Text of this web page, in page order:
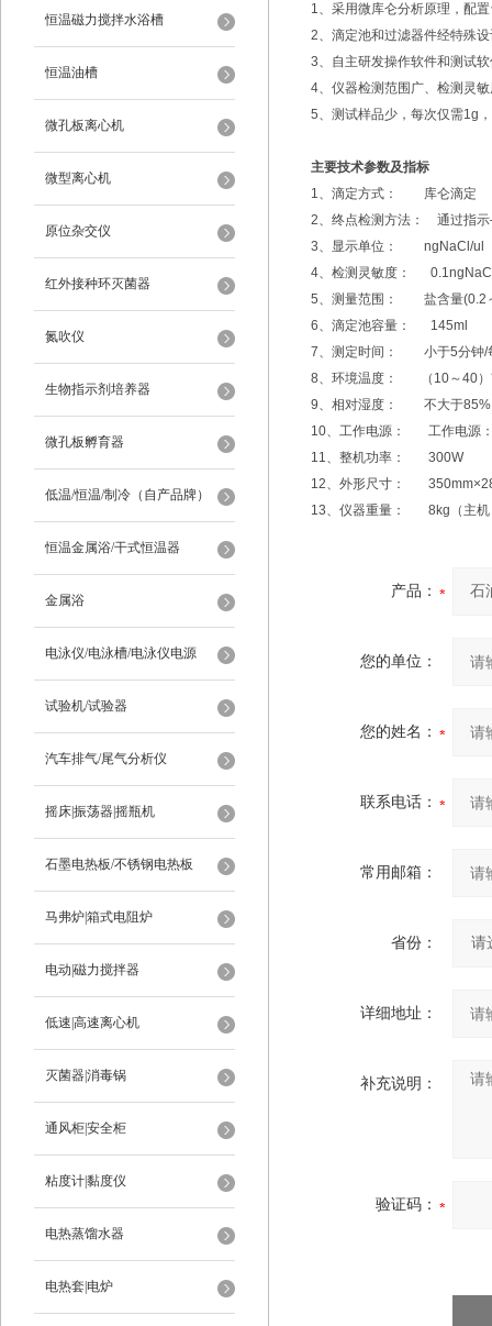
恒温磁力搅拌水浴槽
恒温油槽
微孔板离心机
微型离心机
原位杂交仪
红外接种环灭菌器
氮吹仪
生物指示剂培养器
微孔板孵育器
低温/恒温/制冷（自产品牌）
恒温金属浴/干式恒温器
金属浴
电泳仪/电泳槽/电泳仪电源
试验机/试验器
汽车排气/尾气分析仪
摇床|振荡器|摇瓶机
石墨电热板/不锈钢电热板
马弗炉|箱式电阻炉
电动|磁力搅拌器
低速|高速离心机
灭菌器|消毒锅
通风柜|安全柜
粘度计|黏度仪
电热蒸馏水器
电热套|电炉
1、采用微库仑分析原理，配
2、滴定池和过滤器件经特殊
3、自主研发操作软件和测试
4、仪器检测范围广、检测灵
5、测试样品少，每次仅需1g
主要技术参数及指标
1、滴定方式： 库仑滴定
2、终点检测方法： 通过指
3、显示单位： ngNaCl/ul
4、检测灵敏度：
5、测量范围： 盐含量(0.2
6、滴定池容量： 145ml
7、测定时间： 小于5分钟/
8、环境温度： （10～40
9、相对湿度： 不大于85%
10、工作电源： 工作电源
11、整机功率： 300W
12、外形尺寸：
13、仪器重量： 8kg（主机
产品：
您的单位：
您的姓名：
联系电话：
常用邮箱：
省份：
详细地址：
补充说明：
验证码：